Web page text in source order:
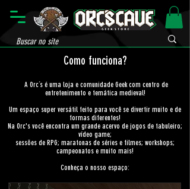
Como funciona?
A Orc´s é uma loja e comunidade Geek com centro de
entretenimento e temática medieval!
Um espaço super versátil feito para você se divertir muito e de
formas diferentes!
Na Orc's você encontra um grande acervo de jogos de tabuleiro;
vídeo game;
sessões de RPG; maratonas de séries e filmes; workshops;
campeonatos e muito mais!
Conheça o nosso espaço: